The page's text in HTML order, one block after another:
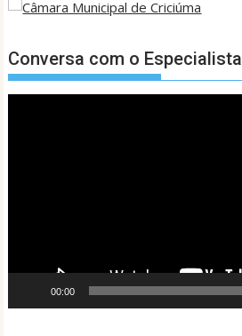
Conversa com o Especialista
00:00